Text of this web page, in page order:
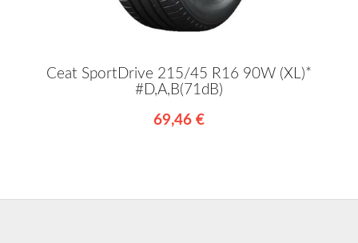
Ceat SportDrive 215/45 R16 90W (XL)*
#D,A,B(71dB)
69,46 €